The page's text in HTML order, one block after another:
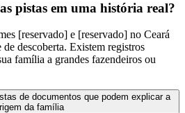
pistas em uma história real?
[reservado] e [reservado] no Ceará
descoberta. Existem registros
família a grandes fazendeiros ou
de documentos que podem explicar a
da família